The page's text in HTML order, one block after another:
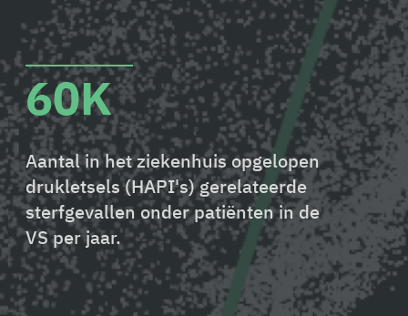
60K
Aantal in het ziekenhuis opgelopen
drukletsels (HAPI's) gerelateerde
sterfgevallen onder patiënten in de
VS per jaar.